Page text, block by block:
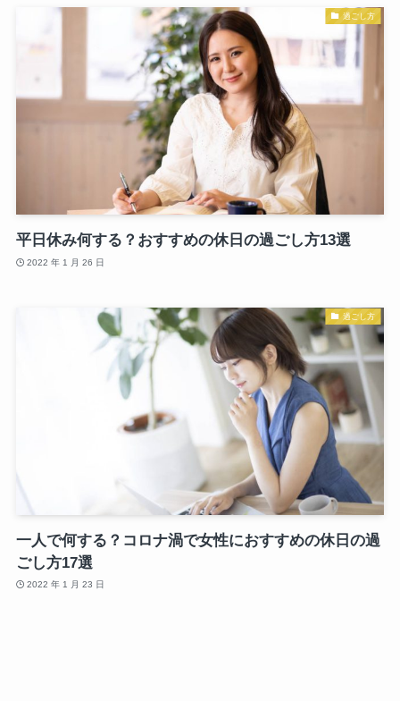
過ごし方
平日休み何する？おすすめの休日の過ごし方13選
2022 年 1 月 26 日
過ごし方
一人で何する？コロナ渦で女性におすすめの休日の過
ごし方17選
2022 年 1 月 23 日